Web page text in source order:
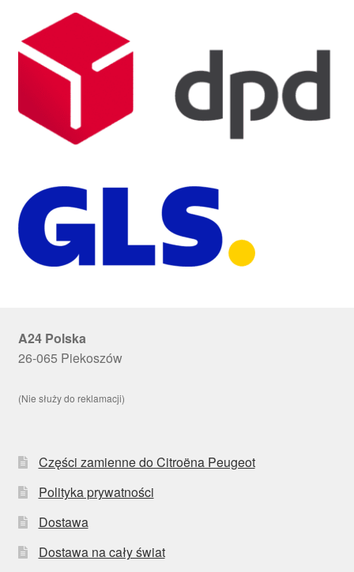
A24 Polska
26-065 Piekoszów
(Nie służy do reklamacji)
Części zamienne do Citroëna Peugeot
Polityka prywatności
Dostawa
Dostawa na cały świat